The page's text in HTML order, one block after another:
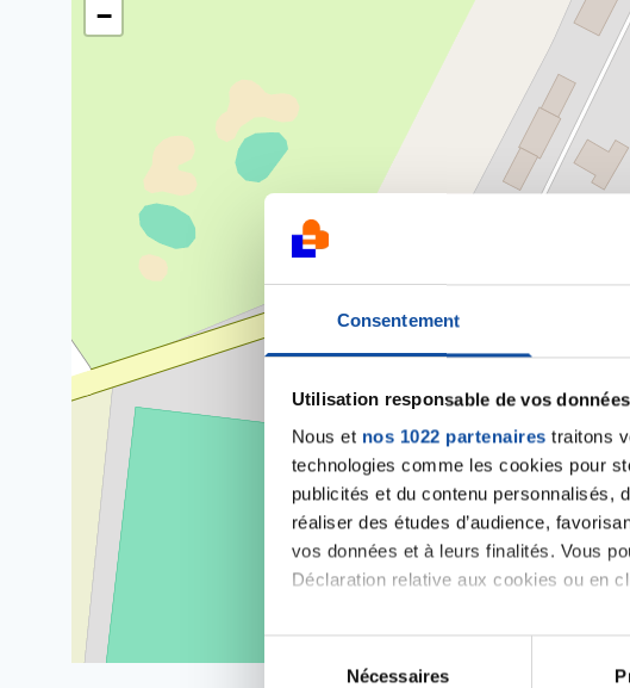
Consentement
Utilisation responsable de vos données
Nous et nos 1022 partenaires traitons
technologies comme les cookies pour
publicités et du contenu personnalisés,
réaliser des études d’audience,
vos données et à leurs finalités. Vous
Déclaration relative aux cookies ou en
Si vous le permettez, nous aimerions
Collecter des informations sur
Nécessaires
−